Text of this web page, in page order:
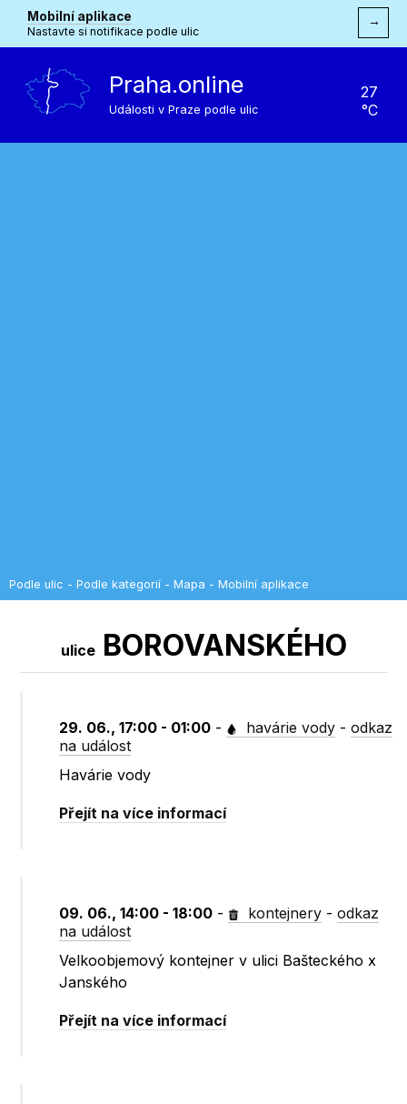
Mobilní aplikace
Nastavte si notifikace podle ulic
→
Praha.online
Události v Praze podle ulic
27
°C
Podle ulic - Podle kategorií - Mapa - Mobilní aplikace
uliceBOROVANSKÉHO
29. 06., 17:00 - 01:00 - havárie vody -odkaz
na událost
Havárie vody
Přejít na více informací
09. 06., 14:00 - 18:00 - kontejnery -odkaz
na událost
Velkoobjemový kontejner v ulici Bašteckého x
Janského
Přejít na více informací